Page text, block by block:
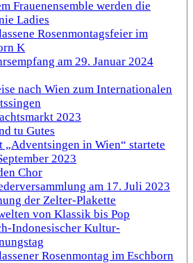
Frauenensemble werden die
Ladies
Rosenmontagsfeier im
K
am 29. Januar 2024
nach Wien zum Internationalen
2023
tu Gutes
„Adventsingen in Wien“ startete
2023
Chor
am 17. Juli 2023
der Zelter-Plakette
von Klassik bis Pop
Indonesischer Kultur-
Rosenmontag im Eschborn